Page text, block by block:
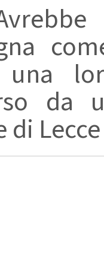
una
da
di